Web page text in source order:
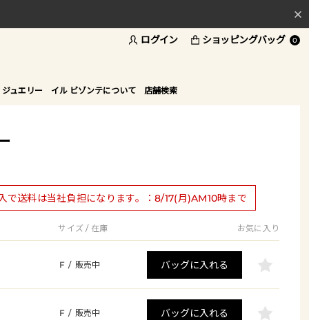
ログイン ショッピングバッグ 0
ュエリー イル ビゾンテについて 店舗検索
で送料は当社負担になります。：8/17(月)AM10時まで
サイズ / 在庫 お気に入り
F / 販売中 バッグに入れる
F / 販売中 バッグに入れる